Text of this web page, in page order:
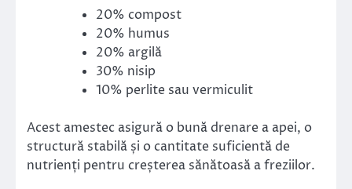
20% compost
20% humus
20% argilă
30% nisip
10% perlite sau vermiculit
Acest amestec asigură o bună drenare a apei, o
structură stabilă și o cantitate suficientă de
nutrienți pentru creșterea sănătoasă a freziilor.